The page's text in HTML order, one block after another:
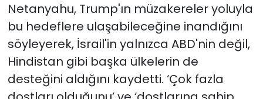
Netanyahu, Trump'ın müzakereler yoluyla
bu hedeflere ulaşabileceğine inandığını
söyleyerek, İsrail'in yalnızca ABD'nin değil,
Hindistan gibi başka ülkelerin de
desteğini aldığını kaydetti. ‘Çok fazla